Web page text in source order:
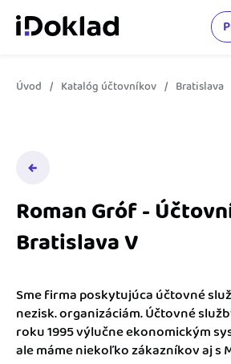
Sledovanie cashflow
Prepojenie na ďalšie systémy
Spriatelení účtovníci
Vzdelanie
Nápoveda
Ako začať s podnikaním
Ako sa vyznať vo fakturácii
Úvod Katalóg účtovníkov Bratislava
Roman Gróf -
Bratislava V
Sme firma poskytujúca účtovné
nezisk. organizáciám. Účtovné
roku 1995 výlučne ekonomickým
ale máme niekoľko zákazníkov aj s